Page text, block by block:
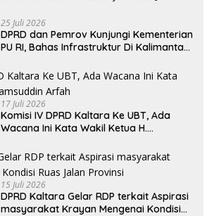
25 Juli 2026
DPRD dan Pemrov Kunjungi Kementerian
PU RI, Bahas Infrastruktur Di Kalimantan
Selatan
17 Juli 2026
Komisi IV DPRD Kaltara Ke UBT, Ada
Wacana Ini Kata Wakil Ketua H.
15 Juli 2026
DPRD Kaltara Gelar RDP terkait Aspirasi
masyarakat Krayan Mengenai Kondisi